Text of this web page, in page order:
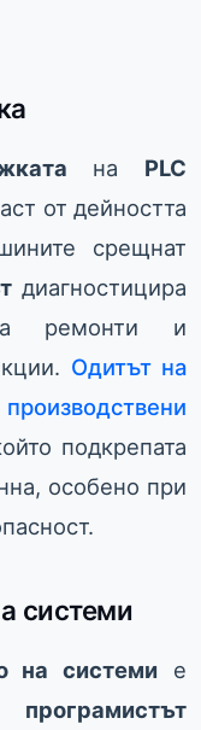
на PLC
от дейността
срещнат
диагностицира
ремонти и
Одитът на
подкрепата
особено при
системи
на системи е
програмистът